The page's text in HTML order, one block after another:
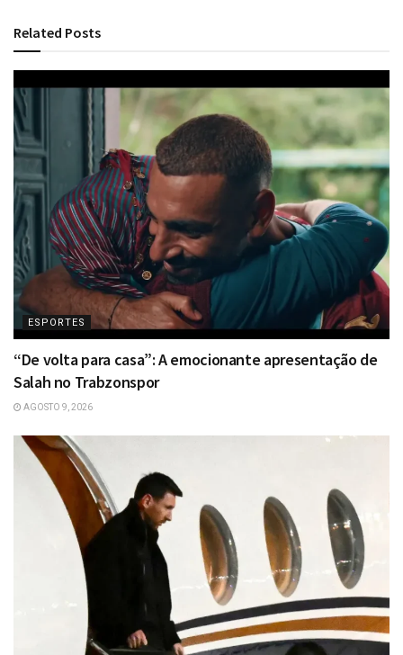
Related Posts
ESPORTES
“De volta para casa”: A emocionante apresentação de
Salah no Trabzonspor
AGOSTO 9, 2026